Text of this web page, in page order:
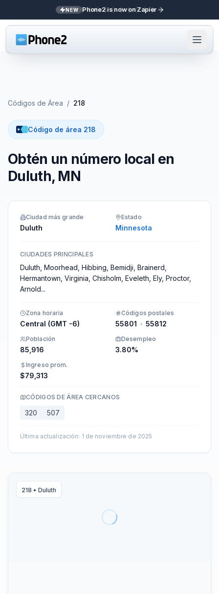
NEW Phone2 is now on Zapier
Códigos de Área / 218
Código de área 218
Obtén un número local en
Duluth, MN
Ciudad más grande
Duluth
Estado
Minnesota
CIUDADES PRINCIPALES
Duluth, Moorhead, Hibbing, Bemidji, Brainerd,
Hermantown, Virginia, Chisholm, Eveleth, Ely, Proctor,
Arnold...
Zona horaria
Central (GMT -6)
Códigos postales
55801 • 55812
Población
85,916
Desempleo
3.80%
Ingreso prom.
$79,313
CÓDIGOS DE ÁREA CERCANOS
320 507
Última actualización: 1 de noviembre de 2025
218 • Duluth